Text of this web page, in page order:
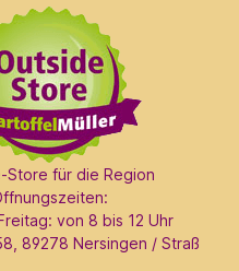
Store für die Region
von 8 bis 12 Uhr
89278 Nersingen / Straß